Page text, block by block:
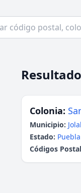
Colonia:
Municipio:
Estado: Puebla
Códigos